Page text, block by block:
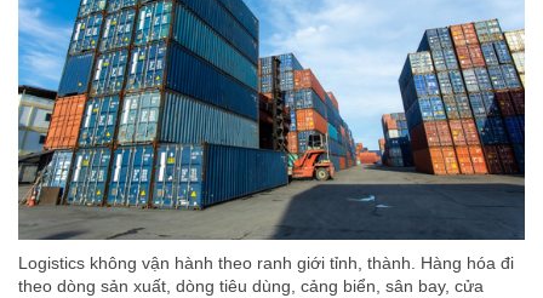
Logistics không vận hành theo ranh giới tỉnh, thành. Hàng hóa đi
theo dòng sản xuất, dòng tiêu dùng, cảng biển, sân bay, cửa